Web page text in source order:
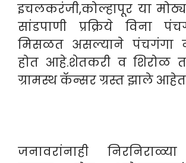
इचलकरंजी,कोल्हापूर या
सांडपाणी प्रक्रिये विना
मिसळत असल्याने पंचगंगा
होत आहे.शेतकरी व शिरोळ
ग्रामस्थ कॅन्सर ग्रस्त झाले
जनावरांनाही